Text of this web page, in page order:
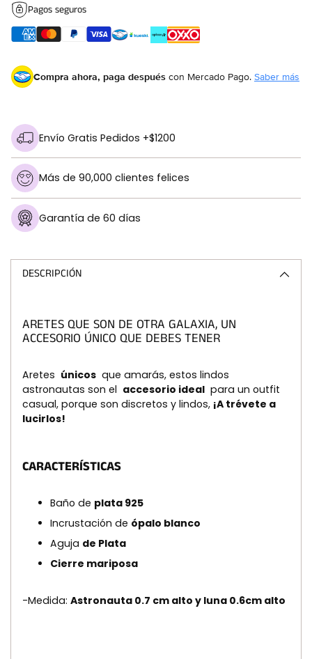
Pagos seguros
Compra ahora, paga después con Mercado Pago. Saber más
Envío Gratis Pedidos +$1200
Más de 90,000 clientes felices
Garantía de 60 días
un
producto
cesta
DESCRIPCIÓN
ARETES QUE SON DE OTRA GALAXIA, UN
ACCESORIO ÚNICO QUE DEBES TENER
Aretes únicos que amarás, estos lindos
astronautas son el accesorio ideal para un outfit
casual, porque son discretos y lindos, ¡A trévete a
lucirlos!
CARACTERÍSTICAS
Baño de plata 925
Incrustación de ópalo blanco
Aguja de Plata
Cierre mariposa
-Medida: Astronauta 0.7 cm alto y luna 0.6cm alto